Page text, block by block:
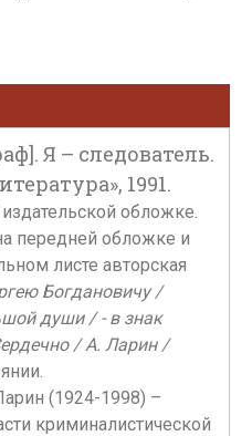
Я – следователь.
1991.
обложке.
передней обложке и
листе авторская
Богдановичу /
души / - в знак
/ А. Ларин /
(1924-1998) –
криминалистической